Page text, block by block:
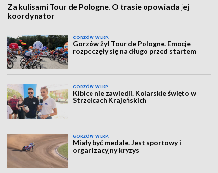
Za kulisami Tour de Pologne. O trasie opowiada jej
koordynator
GORZÓW WLKP.
Gorzów żył Tour de Pologne. Emocje
rozpoczęły się na długo przed startem
GORZÓW WLKP.
Kibice nie zawiedli. Kolarskie święto w
Strzelcach Krajeńskich
GORZÓW WLKP.
Miały być medale. Jest sportowy i
organizacyjny kryzys